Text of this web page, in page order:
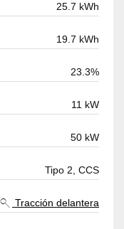
25.7 kWh
19.7 kWh
23.3%
11 kW
50 kW
Tipo 2, CCS
Tracción delantera